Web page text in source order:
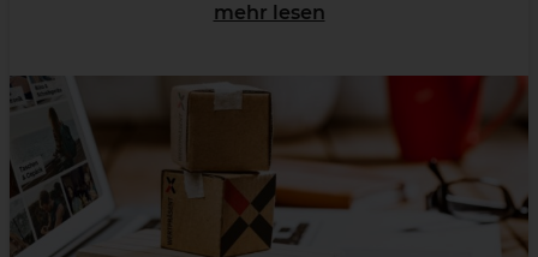
mehr lesen